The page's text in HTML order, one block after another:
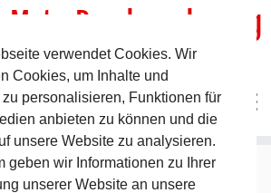
um Pommelsbrunn
– Rückblick » IMG_0694 (2)
verwendet Cookies. Wir
Cookies, um Inhalte und
personalisieren, Funktionen für
anbieten zu können und die
unsere Website zu analysieren.
geben wir Informationen zu Ihrer
unserer Website an unsere